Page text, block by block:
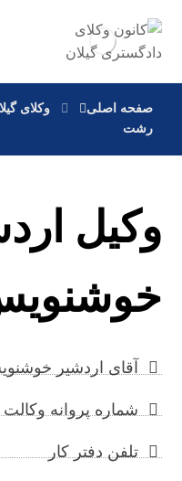
صفحه اصلی وکلای
رشت
وکیل
آقای اردشیر
شماره پروانه وکالت
تلفن دفتر کار